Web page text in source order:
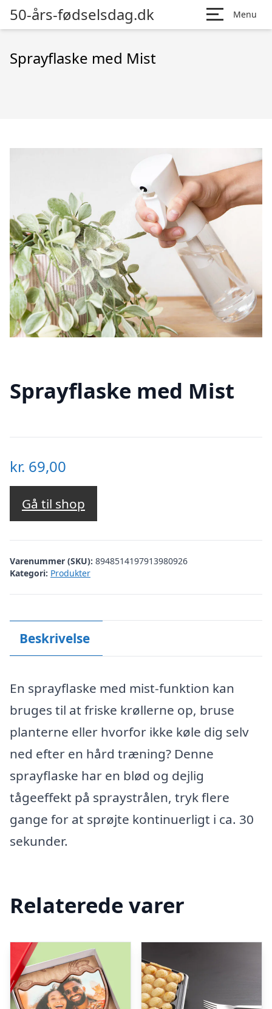
50-års-fødselsdag.dk Menu
Sprayflaske med Mist
Sprayflaske med Mist
kr. 69,00
Gå til shop
Varenummer (SKU): 8948514197913980926
Kategori: Produkter
Beskrivelse
En sprayflaske med mist-funktion kan
bruges til at friske krøllerne op, bruse
planterne eller hvorfor ikke køle dig selv
ned efter en hård træning? Denne
sprayflaske har en blød og dejlig
tågeeffekt på spraystrålen, tryk flere
gange for at sprøjte kontinuerligt i ca. 30
sekunder.
Relaterede varer